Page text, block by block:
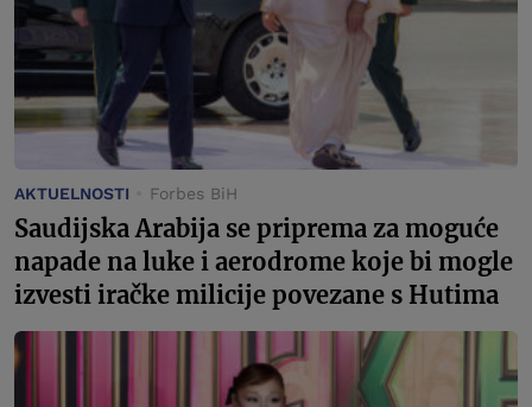
AKTUELNOSTI Forbes BiH
Saudijska Arabija se priprema za moguće
napade na luke i aerodrome koje bi mogle
izvesti iračke milicije povezane s Hutima